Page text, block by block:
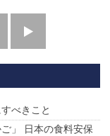
へ
べきこと
」 日本の食料安保